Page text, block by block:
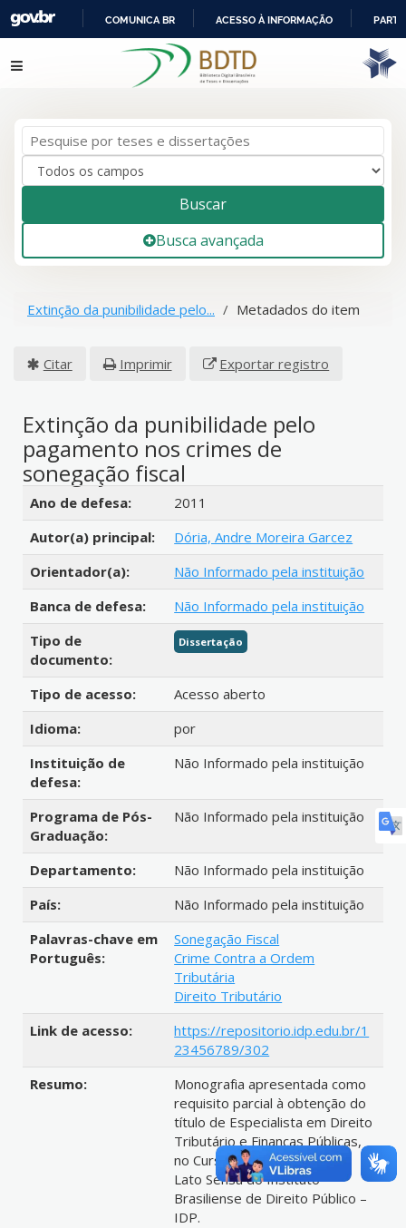
IR
PARA
COMUNICA BR ACESSO À INFORMAÇÃO
Pular para o conteúdo
Buscar
Busca avançada
Extinção da punibilidade pelo... Metadados do item
Citar Imprimir Exportar registro
Extinção da punibilidade pelo
pagamento nos crimes de
sonegação fiscal
Detalhes bibliográficos
Ano de defesa:
2011
Autor(a) principal:
Dória, Andre Moreira Garcez
Orientador(a):
Não Informado pela instituição
Banca de defesa:
Não Informado pela instituição
Tipo de
documento:
Dissertação
Tipo de acesso:
Acesso aberto
Idioma:
por
Instituição de
defesa:
Não Informado pela instituição
Programa de Pós-
Graduação:
Não Informado pela instituição
Departamento:
Não Informado pela instituição
País:
Não Informado pela instituição
Palavras-chave em
Português:
Sonegação Fiscal
Crime Contra a Ordem
Tributária
Direito Tributário
Link de acesso:
https://repositorio.idp.edu.br/1
23456789/302
Resumo:
Monografia apresentada como
requisito parcial à obtenção do
título de Especialista em Direito
Tributário e Finanças Públicas,
no Curso de Pós-Graduação
Lato Sensu do Instituto
Brasiliense de Direito Público –
IDP.